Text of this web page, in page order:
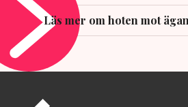
Läs mer om hoten mot